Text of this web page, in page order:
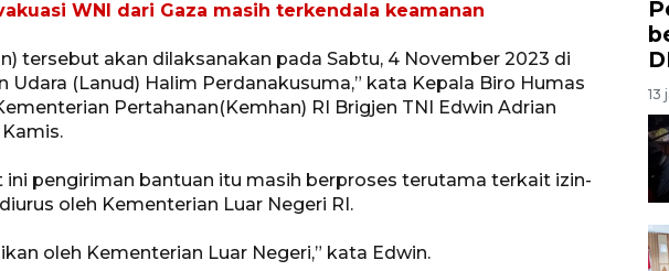
WNI dari Gaza masih terkendala keamanan
tersebut akan dilaksanakan pada Sabtu, 4 November 2023 di
Udara (Lanud) Halim Perdanakusuma,” kata Kepala Biro Humas
Pertahanan(Kemhan) RI Brigjen TNI Edwin Adrian
ini pengiriman bantuan itu masih berproses terutama terkait izin-
oleh Kementerian Luar Negeri RI.
oleh Kementerian Luar Negeri,” kata Edwin.
13